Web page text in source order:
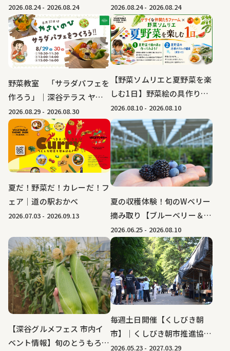
ちファーム
2026.08.24- 2026.08.24
仲間たちファーム
2026.08.24- 2026.08.24
野菜教室 「サラダパフェを
作ろう」｜深谷テラス ヤサ
イな仲間たちファーム
2026.08.29 - 2026.08.30
【野菜ソムリエと夏野菜を楽
しむ1日】野菜絵の具作り・
夏野菜の冷凍テクニック講座
｜深谷テラス ヤサイな仲間
たちファーム
2026.08.10 - 2026.08.10
夏だ！野菜だ！カレーだ！フ
ェア｜道の駅おかべ
2026.07.03 - 2026.09.13
夏の収穫体験！旬のWベリー
摘み取り【ブルーベリー＆ブ
ラックベリー】｜ブルーベリ
ーファーム KEYANOKI
2026.06.25 - 2026.08.10
【深谷グルメフェス 市内イ
ベント情報】旬のとうもろこ
毎週土日開催【くしびき朝
市】｜くしびき朝市推進協議
会
2026.05.23 - 2027.03.29